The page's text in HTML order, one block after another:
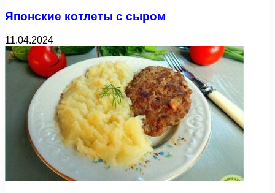
Японские котлеты с сыром
11.04.2024